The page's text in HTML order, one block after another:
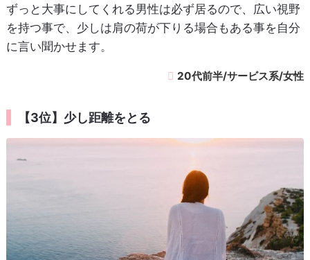
ずっと大事にしてくれる男性は必ず居るので、広い視野
を持つ事で、少しは肩の荷が下りる場合もある事を自分
に言い聞かせます。
20代前半/サービス系/女性
【3位】少し距離をとる